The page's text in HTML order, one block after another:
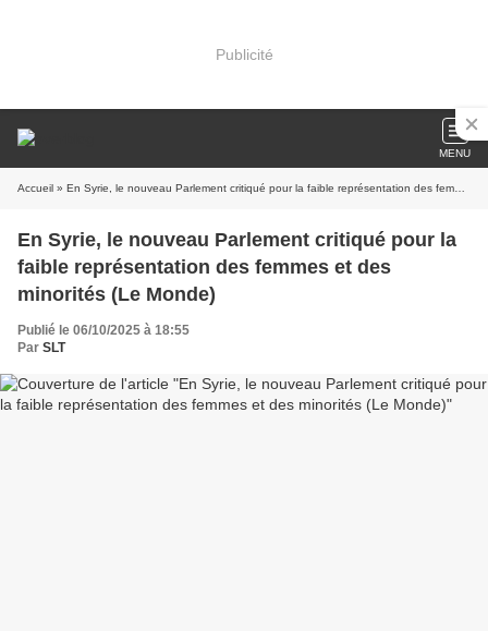
Publicité
MENU
Accueil » En Syrie, le nouveau Parlement critiqué pour la faible représentation des femmes et des minorités (Le Monde)
En Syrie, le nouveau Parlement critiqué pour la
faible représentation des femmes et des
minorités (Le Monde)
Publié le 06/10/2025 à 18:55
Par SLT